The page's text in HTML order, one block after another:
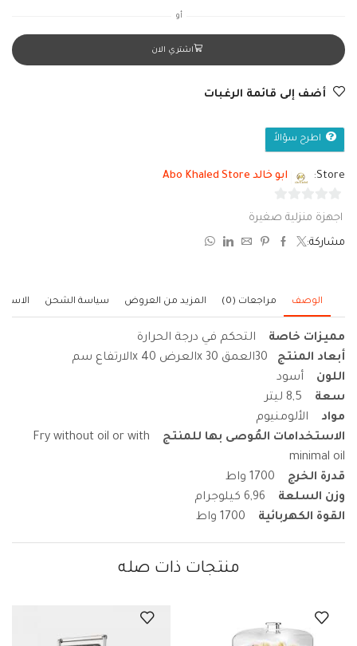
أو
اشتري الان
أضف إلى قائمة الرغبات
اطرح سؤالاً
Store: ابو خالد Abo Khaled Store
اجهزة منزلية صغيرة
مشاركة:
الوصف مراجعات (0) المزيد من العروض سياسة الشحن
مميزات خاصة
التحكم في درجة الحرارة
أبعاد المنتج
اللون
أسود
سعة
مواد
الألومنيوم
الاستخدامات المُوصى بها للمنتج
Fry without oil or with
minimal oil
قدرة الخرج
وزن السلعة
القوة الكهربائية
منتجات ذات صله